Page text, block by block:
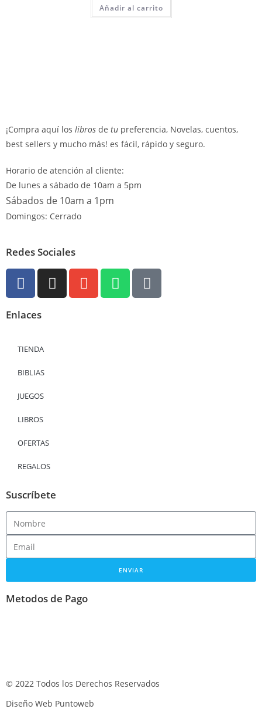
Añadir al carrito
¡Compra aquí los libros de tu preferencia, Novelas, cuentos,
best sellers y mucho más! es fácil, rápido y seguro.
Horario de atención al cliente:
De lunes a sábado de 10am a 5pm
Sábados de 10am a 1pm
Domingos: Cerrado
Redes Sociales
Enlaces
TIENDA
BIBLIAS
JUEGOS
LIBROS
OFERTAS
REGALOS
Suscríbete
ENVIAR
Metodos de Pago
© 2022 Todos los Derechos Reservados
Diseño Web Puntoweb